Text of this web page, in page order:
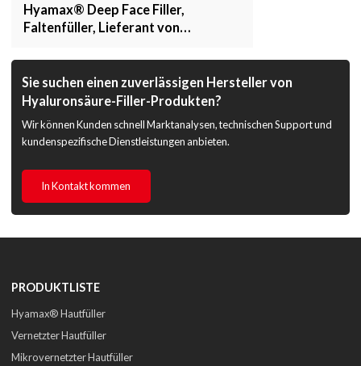
Hyamax® Deep Face Filler,
Faltenfüller, Lieferant von
Großhandel und Kunden
Sie suchen einen zuverlässigen Hersteller von
Hyaluronsäure-Filler-Produkten?
Wir können Kunden schnell Marktanalysen, technischen Support und
kundenspezifische Dienstleistungen anbieten.
In Kontakt kommen
PRODUKTLISTE
Hyamax® Hautfüller
Vernetzter Hautfüller
Mikrovernetzter Hautfüller